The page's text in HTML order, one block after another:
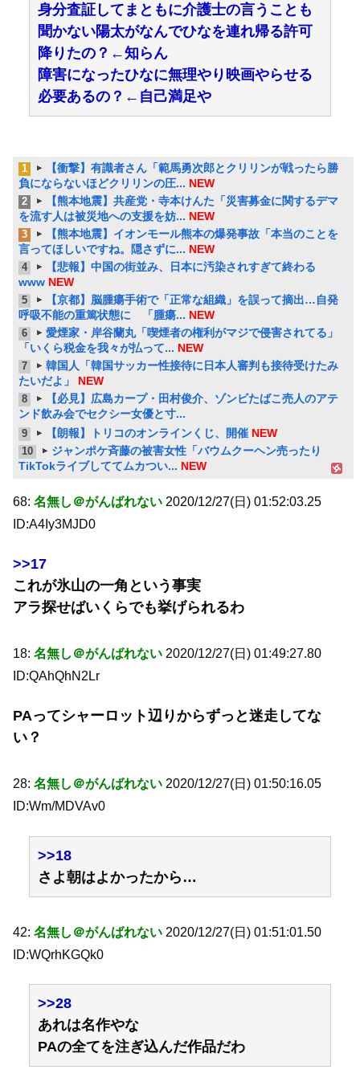
身分査証してまともに介護士の言うことも
聞かない陽太がなんでひなを連れ帰る許可
降りたの？←知らん
障害になったひなに無理やり映画やらせる
必要あるの？←自己満足や
1
【衝撃】有識者さん「範馬勇次郎とクリリンが戦ったら勝
負にならないほどクリリンの圧... NEW
2
【熊本地震】共産党・寺本けんた「災害募金に関するデマ
を流す人は被災地への支援を妨... NEW
3
【熊本地震】イオンモール熊本の爆発事故「本当のことを
言ってほしいですね。隠さずに... NEW
4
【悲報】中国の街並み、日本に汚染されすぎて終わる
www NEW
5
【京都】脳腫瘍手術で「正常な組織」を誤って摘出…自発
呼吸不能の重篤状態に 「腫瘍... NEW
6
愛煙家・岸谷蘭丸「喫煙者の権利がマジで侵害されてる」
「いくら税金を我々が払って... NEW
7
韓国人「韓国サッカー性接待に日本人審判も接待受けたみ
たいだよ」
NEW
8
【必見】広島カープ・田村俊介、ゾンビたばこ売人のアテ
ンド飲み会でセクシー女優と寸...
9 【朗報】トリコのオンラインくじ、開催 NEW
10
ジャンポケ斉藤の被害女性「バウムクーヘン売ったり
TikTokライブしててムカつい... NEW
68: 名無し＠がんばれない 2020/12/27(日) 01:52:03.25
ID:A4Iy3MJD0
>>17
これが氷山の一角という事実
アラ探せばいくらでも挙げられるわ
18: 名無し＠がんばれない 2020/12/27(日) 01:49:27.80
ID:QAhQhN2Lr
PAってシャーロット辺りからずっと迷走してな
い？
28: 名無し＠がんばれない 2020/12/27(日) 01:50:16.05
ID:Wm/MDVAv0
>>18
さよ朝はよかったから…
42: 名無し＠がんばれない 2020/12/27(日) 01:51:01.50
ID:WQrhKGQk0
>>28
あれは名作やな
PAの全てを注ぎ込んだ作品だわ